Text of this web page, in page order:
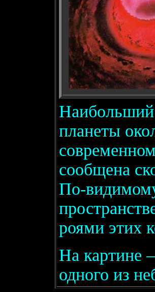
планеты
сообщена
По-
роями этих
На картине
одного из